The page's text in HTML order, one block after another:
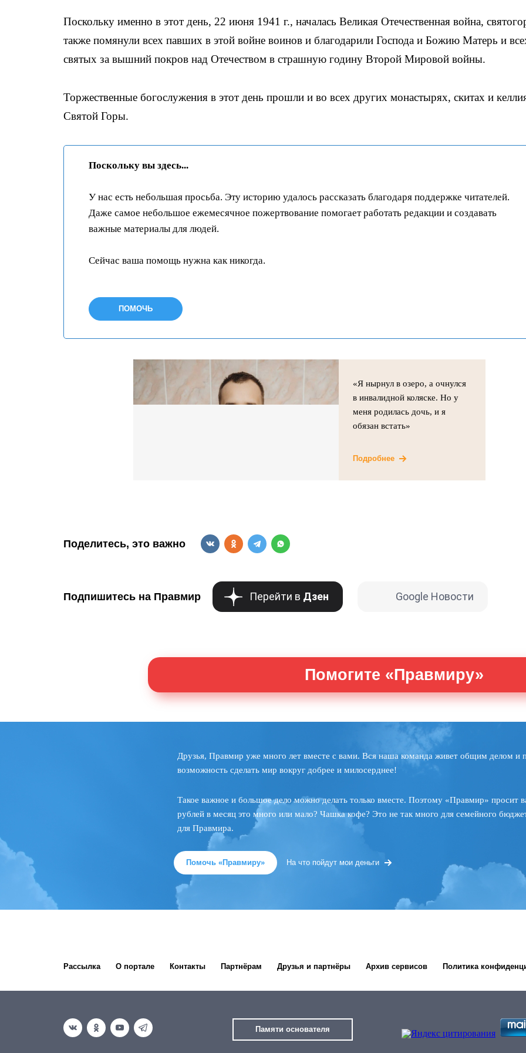
Поскольку именно в этот день, 22 июня 1941 г., началась Великая Отечественная война,
также помянули всех павших в этой войне воинов и благодарили Господа и Божию Матерь и
святых за вышний покров над Отечеством в страшную годину Второй Мировой войны.
Торжественные богослужения в этот день прошли и во всех других монастырях, скитах и
Святой Горы.
Поскольку вы здесь...
У нас есть небольшая просьба. Эту историю удалось рассказать благодаря поддержке читателей.
Даже самое небольшое ежемесячное пожертвование помогает работать редакции и создавать
важные материалы для людей.
Сейчас ваша помощь нужна как никогда.
ПОМОЧЬ
«Я нырнул в озеро, а очнулся
в инвалидной коляске. Но у
меня родилась дочь, и я
обязан встать»
Подробнее
Поделитесь, это важно
Подпишитесь на Правмир Перейти в Дзен Google Новости
Помогите «Правмиру»
Друзья, Правмир уже много лет вместе с вами. Вся наша команда живет общим делом и
возможность сделать мир вокруг добрее и милосерднее!
Такое важное и большое дело можно делать только вместе. Поэтому «Правмир» просит
рублей в месяц это много или мало? Чашка кофе? Это не так много для семейного
для Правмира.
Помочь «Правмиру» На что пойдут мои деньги
Рассылка О портале Контакты Партнёрам Друзья и партнёры Архив сервисов Политика
Памяти основателя